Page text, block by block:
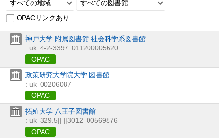
すべての地域
すべての図書館
OPACリンクあり
神戸大学 附属図書館 社会科学系図書館
: uk 4-2-3397 011200005620
OPAC
政策研究大学院大学 図書館
: uk 00206087
OPAC
拓殖大学 八王子図書館
: uk 329.5|| ||3012 00569876
OPAC